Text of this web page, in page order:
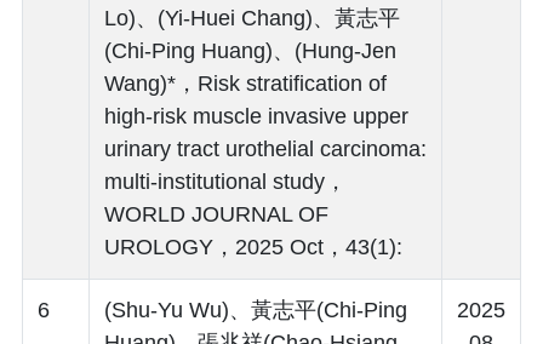
Lo)、(Yi-Huei Chang)、黃志平
(Chi-Ping Huang)、(Hung-Jen
Wang)*，Risk stratification of
high-risk muscle invasive upper
urinary tract urothelial carcinoma:
multi-institutional study，
WORLD JOURNAL OF
UROLOGY，2025 Oct，43(1):
6
(Shu-Yu Wu)、黃志平(Chi-Ping
2025